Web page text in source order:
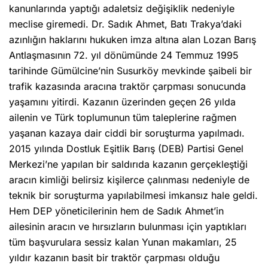
kanunlarında yaptığı adaletsiz değişiklik nedeniyle
meclise giremedi. Dr. Sadık Ahmet, Batı Trakya’daki
azınlığın haklarını hukuken imza altına alan Lozan Barış
Antlaşmasının 72. yıl dönümünde 24 Temmuz 1995
tarihinde Gümülcine’nin Susurköy mevkinde şaibeli bir
trafik kazasında aracına traktör çarpması sonucunda
yaşamını yitirdi. Kazanın üzerinden geçen 26 yılda
ailenin ve Türk toplumunun tüm taleplerine rağmen
yaşanan kazaya dair ciddi bir soruşturma yapılmadı.
2015 yılında Dostluk Eşitlik Barış (DEB) Partisi Genel
Merkezi’ne yapılan bir saldırıda kazanın gerçekleştiği
aracın kimliği belirsiz kişilerce çalınması nedeniyle de
teknik bir soruşturma yapılabilmesi imkansız hale geldi.
Hem DEP yöneticilerinin hem de Sadık Ahmet’in
ailesinin aracın ve hırsızların bulunması için yaptıkları
tüm başvurulara sessiz kalan Yunan makamları, 25
yıldır kazanın basit bir traktör çarpması olduğu